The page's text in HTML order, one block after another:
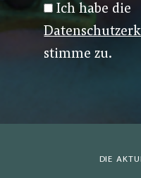
Ich habe die
stimme zu.
DIE